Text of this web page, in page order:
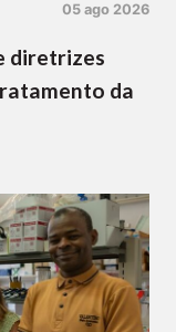
05 ago 2026
diretrizes
da